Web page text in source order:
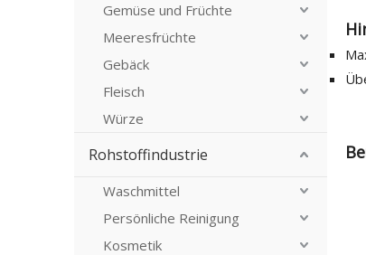
Gemüse und Früchte
Meeresfrüchte
Gebäck
Fleisch
Würze
Rohstoffindustrie
Waschmittel
Persönliche Reinigung
Kosmetik